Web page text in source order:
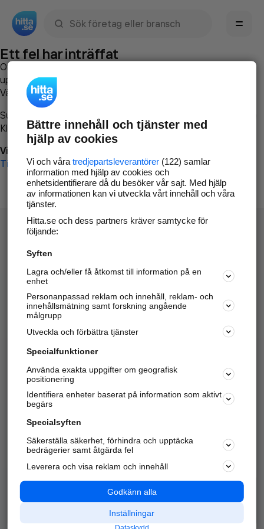
Ett fel har inträffat
Om du vill kan du
uppstod så att vi lättare och snabbare kan avhjälpa det.
Vänligen försök med följande:
Surfa till
Klicka påTillbaka-knappen i webbläsaren och försök igen
Vi beklagar besväret!
Till startsidan
Hitta.se - Gratis nummerupplysning.
Sök företag, personer och platser.
Hitta telefonnummer, adresser, företagsinfo mm.
Marknadsför företaget
Kom igång och annonsera mot
samarbetspartners nära dig.
Alla kategorier
Populära sökningar
API & Kartor
Annonsera
Integritet
Nödnummer
Bättre innehåll och tjänster med
hjälp av cookies
Vi och våra tredjepartsleverantörer(122) samlar
information med hjälp av cookies och
enhetsidentifierare då du besöker vår sajt. Med hjälp
av informationen kan vi utveckla vårt innehåll och våra
tjänster.
Hitta.se och dess partners kräver samtycke för
följande:
Syften
Lagra och/eller få åtkomst till information på en
enhet
Personanpassad reklam och innehåll, reklam- och
innehållsmätning samt forskning angående
målgrupp
Utveckla och förbättra tjänster
Specialfunktioner
Använda exakta uppgifter om geografisk
positionering
Identifiera enheter baserat på information som aktivt
begärs
Specialsyften
Säkerställa säkerhet, förhindra och upptäcka
bedrägerier samt åtgärda fel
Leverera och visa reklam och innehåll
Godkänn alla
Inställningar
Dataskydd